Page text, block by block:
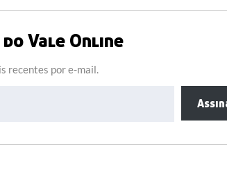
Vale Online
recentes por e-mail.